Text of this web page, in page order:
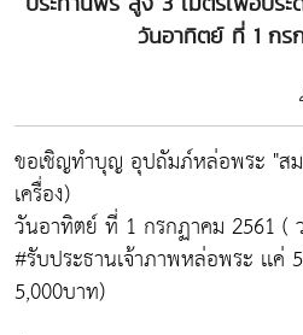
วันอาทิตย์ ที่ 1 กร
ขอเชิญทำบุญ อุปถัมภ์หล่อพระ "ส
เครื่อง)
วันอาทิตย์ ที่ 1 กรกฏาคม 2561 (
#รับประธานเจ้าภาพหล่อพระ เเค่
5,000บาท)